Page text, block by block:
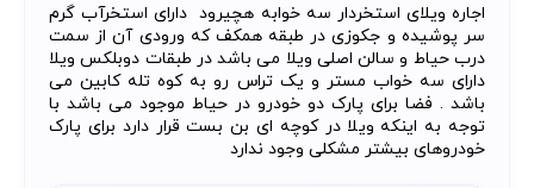
اجاره ویلای استخردار سه خوابه هچیرود دارای استخرآب گرم
سر پوشیده و جکوزی در طبقه همکف که ورودی آن از سمت
درب حیاط و سالن اصلی ویلا می باشد در طبقات دوبلکس ویلا
دارای سه خواب مستر و یک تراس رو به کوه تله کابین می
باشد . فضا برای پارک دو خودرو در حیاط موجود می باشد با
توجه به اینکه ویلا در کوچه ای بن بست قرار دارد برای پارک
خودروهای بیشتر مشکلی وجود ندارد